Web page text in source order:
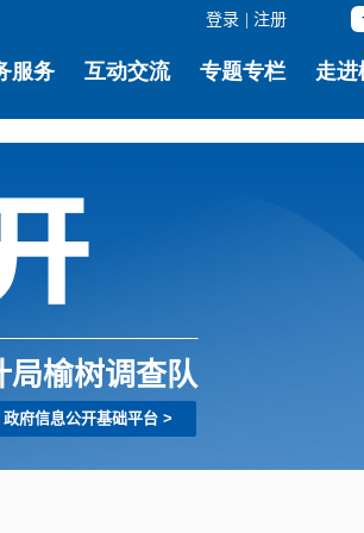
登录 注册
局榆树调查队
政府信息公开基础平台>